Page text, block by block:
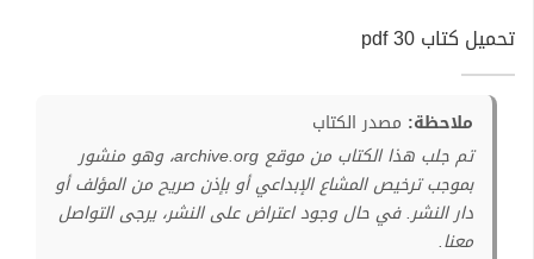
تحميل كتاب 30 pdf
ملاحظة: مصدر الكتاب
تم جلب هذا الكتاب من موقع archive.org، وهو منشور
بموجب ترخيص المشاع الإبداعي أو بإذن صريح من المؤلف أو
دار النشر. في حال وجود اعتراض على النشر، يرجى التواصل
معنا.